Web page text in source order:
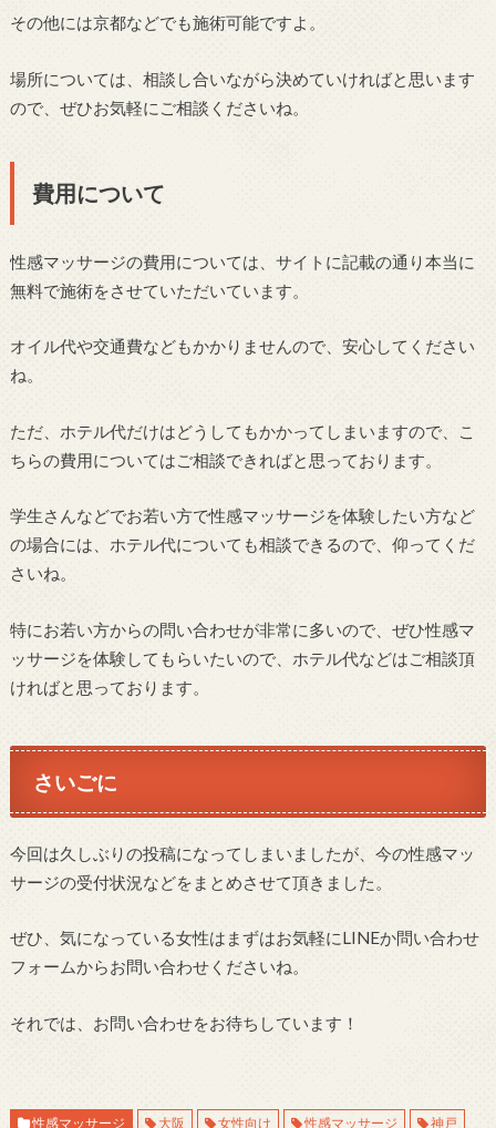
その他には京都などでも施術可能ですよ。
場所については、相談し合いながら決めていければと思います
ので、ぜひお気軽にご相談くださいね。
費用について
性感マッサージの費用については、サイトに記載の通り本当に
無料で施術をさせていただいています。
オイル代や交通費などもかかりませんので、安心してください
ね。
ただ、ホテル代だけはどうしてもかかってしまいますので、こ
ちらの費用についてはご相談できればと思っております。
学生さんなどでお若い方で性感マッサージを体験したい方など
の場合には、ホテル代についても相談できるので、仰ってくだ
さいね。
特にお若い方からの問い合わせが非常に多いので、ぜひ性感マ
ッサージを体験してもらいたいので、ホテル代などはご相談頂
ければと思っております。
さいごに
今回は久しぶりの投稿になってしまいましたが、今の性感マッ
サージの受付状況などをまとめさせて頂きました。
ぜひ、気になっている女性はまずはお気軽にLINEか問い合わせ
フォームからお問い合わせくださいね。
それでは、お問い合わせをお待ちしています！
性感マッサージ 大阪 女性向け 性感マッサージ 神戸